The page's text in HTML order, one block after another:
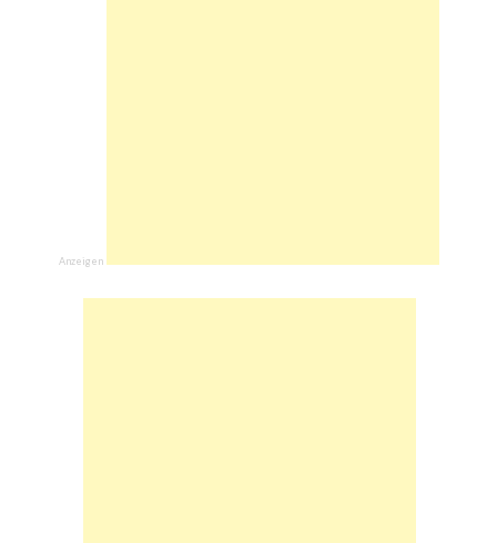
Anzeigen